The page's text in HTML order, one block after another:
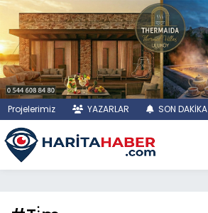
Projelerimiz YAZARLAR SON DAKİKA